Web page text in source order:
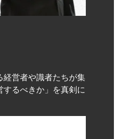
経営者や識者たちが集
するべきか」を真剣に